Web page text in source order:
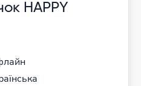
HAPPY